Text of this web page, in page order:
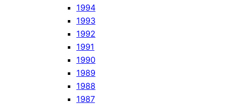
1994
1993
1992
1991
1990
1989
1988
1987